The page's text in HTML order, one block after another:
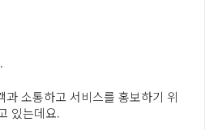
소통하고 서비스를 홍보하기 위
있는데요.